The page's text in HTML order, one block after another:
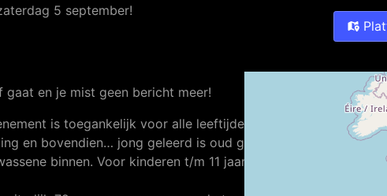
5 september!
en je mist geen bericht meer!
is toegankelijk voor alle leeftijden, want
en bovendien… jong geleerd is oud gedaan.
binnen. Voor kinderen t/m 11 jaar is de